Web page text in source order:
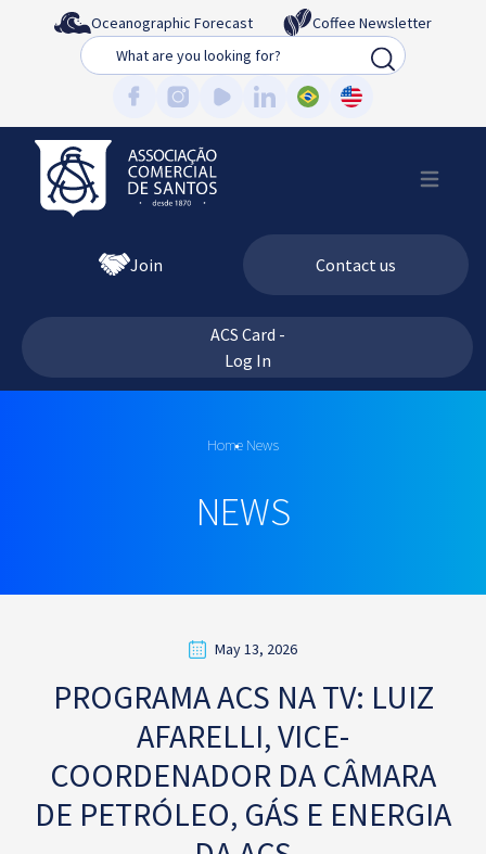
Oceanographic Forecast
Coffee Newsletter
Busca
Join Contact us
ACS Card -
Log In
Home News
NEWS
May 13, 2026
PROGRAMA ACS NA TV: LUIZ
AFARELLI, VICE-
COORDENADOR DA CÂMARA
DE PETRÓLEO, GÁS E ENERGIA